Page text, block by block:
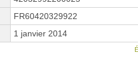
FR60420329922
1 janvier 2014